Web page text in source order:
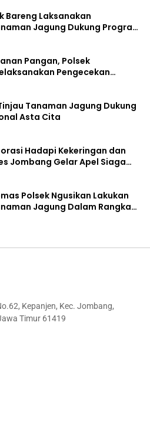
Bareng Laksanakan
Jagung Dukung Program
Pangan, Polsek
Pengecekan
Tanaman Jagung Dukung
Asta Cita
Hadapi Kekeringan dan
Jombang Gelar Apel Siaga
Polsek Ngusikan Lakukan
Jagung Dalam Rangka
Pangan
Kepanjen, Kec. Jombang,
Timur 61419